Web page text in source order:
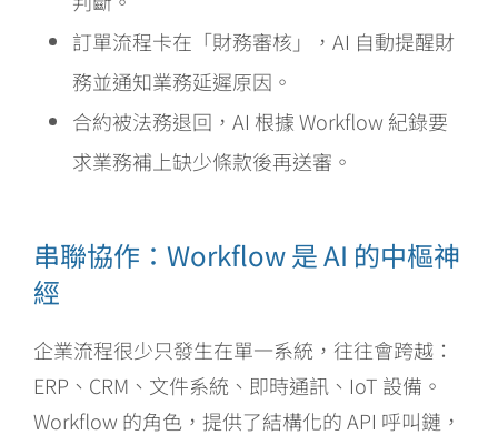
訂單流程卡在「財務審核」，AI 自動提醒財
務並通知業務延遲原因。
合約被法務退回，AI 根據 Workflow 紀錄要
求業務補上缺少條款後再送審。
串聯協作：Workflow 是 AI 的中樞神
經
企業流程很少只發生在單一系統，往往會跨越：
ERP、CRM、文件系統、即時通訊、IoT 設備。
Workflow 的角色，提供了結構化的 API 呼叫鏈，